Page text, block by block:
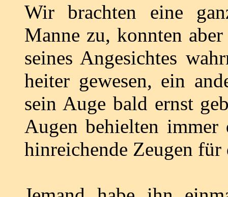
Wir brachten eine
Manne zu, konnten
seines Angesichtes
heiter gewesen, ein
sein Auge bald ernst
Augen behielten immer
hinreichende Zeugen für